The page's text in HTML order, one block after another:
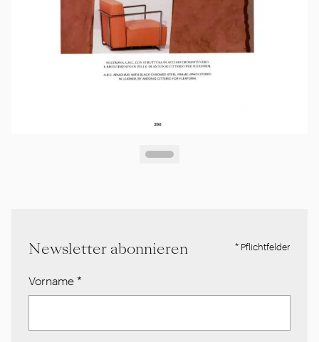
Newsletter abonnieren * Pflichtfelder
Vorname *